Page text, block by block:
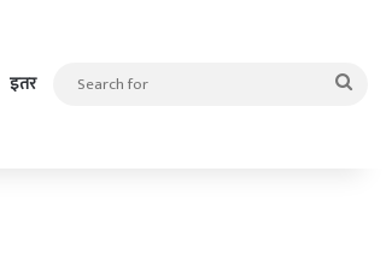
इतर